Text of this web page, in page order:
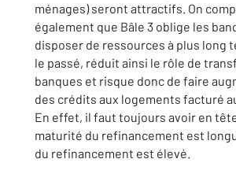
ménages) seront attractifs. On
également que Bâle 3 oblige les
disposer de ressources à plus long
le passé, réduit ainsi le rôle de
banques et risque donc de faire
des crédits aux logements facturé
En effet, il faut toujours avoir en
maturité du refinancement est
du refinancement est élevé.